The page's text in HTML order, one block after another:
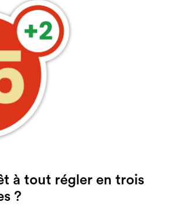
à tout régler en trois
?